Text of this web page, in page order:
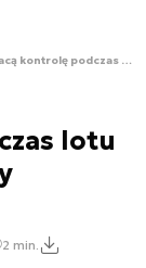
Indie tracą kontrolę podczas lotu rakiety. Utracono satelity
lotu
2 min.